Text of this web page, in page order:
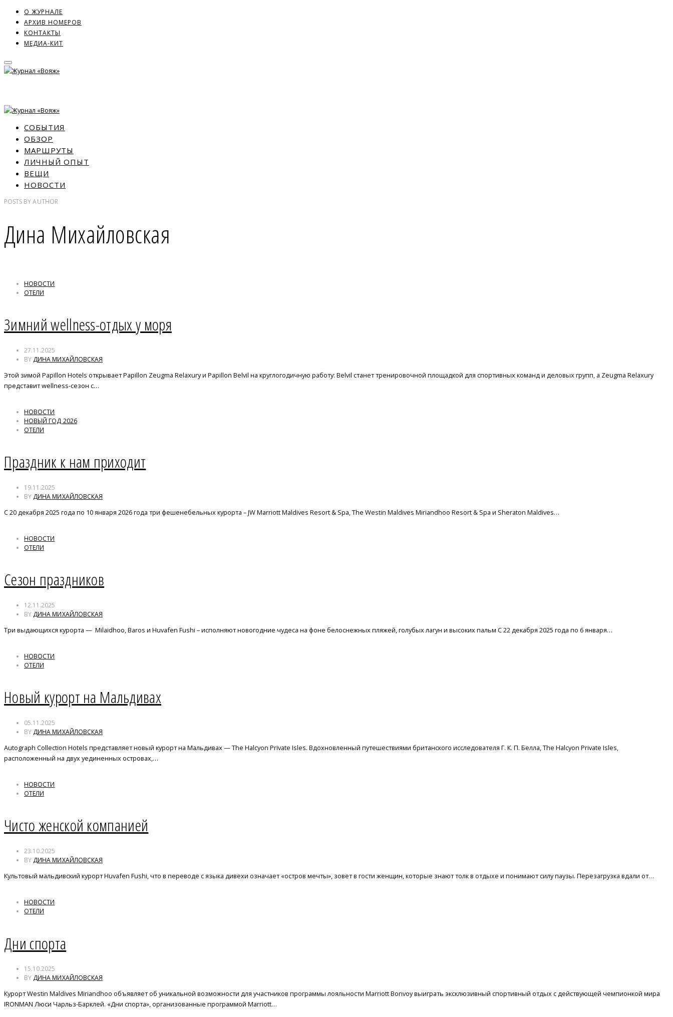
О ЖУРНАЛЕ
АРХИВ НОМЕРОВ
КОНТАКТЫ
МЕДИА-КИТ
СОБЫТИЯ
ОБЗОР
МАРШРУТЫ
ЛИЧНЫЙ ОПЫТ
ВЕЩИ
НОВОСТИ
POSTS BYAUTHOR
Дина Михайловская
НОВОСТИ
ОТЕЛИ
Зимний wellness-отдых у моря
27.11.2025
BY ДИНА МИХАЙЛОВСКАЯ
Этой зимой Papillon Hotels открывает Papillon Zeugma Relaxury и Papillon Belvil на круглогодичную работу: Belvil станет тренировочной площадкой для спортивных команд и деловых групп, а Zeugma Relaxury
представит wellness-сезон с…
НОВОСТИ
НОВЫЙ ГОД 2026
ОТЕЛИ
Праздник к нам приходит
19.11.2025
BY ДИНА МИХАЙЛОВСКАЯ
С 20 декабря 2025 года по 10 января 2026 года три фешенебельных курорта – JW Marriott Maldives Resort & Spa, The Westin Maldives Miriandhoo Resort & Spa и Sheraton Maldives…
НОВОСТИ
ОТЕЛИ
Сезон праздников
12.11.2025
BY ДИНА МИХАЙЛОВСКАЯ
Три выдающихся курорта — Milaidhoo, Baros и Huvafen Fushi – исполняют новогодние чудеса на фоне белоснежных пляжей, голубых лагун и высоких пальм С 22 декабря 2025 года по 6 января…
НОВОСТИ
ОТЕЛИ
Новый курорт на Мальдивах
05.11.2025
BY ДИНА МИХАЙЛОВСКАЯ
Autograph Collection Hotels представляет новый курорт на Мальдивах — The Halcyon Private Isles. Вдохновленный путешествиями британского исследователя Г. К. П. Белла, The Halcyon Private Isles,
расположенный на двух уединенных островах,…
НОВОСТИ
ОТЕЛИ
Чисто женской компанией
23.10.2025
BY ДИНА МИХАЙЛОВСКАЯ
Культовый мальдивский курорт Huvafen Fushi, что в переводе с языка дивехи означает «остров мечты», зовет в гости женщин, которые знают толк в отдыхе и понимают силу паузы. Перезагрузка вдали от…
НОВОСТИ
ОТЕЛИ
Дни спорта
15.10.2025
BY ДИНА МИХАЙЛОВСКАЯ
Курорт Westin Maldives Miriandhoo объявляет об уникальной возможности для участников программы лояльности Marriott Bonvoy выиграть эксклюзивный спортивный отдых с действующей чемпионкой мира
IRONMAN Люси Чарльз-Барклей. «Дни спорта», организованные программой Marriott…